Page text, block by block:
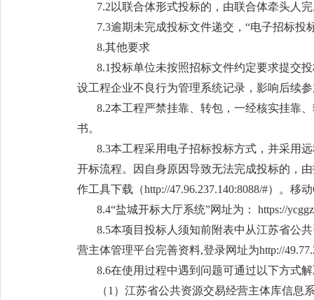
7.2以联合体形式投标的，由联合体牵头人
7.3逾期未完成投标文件递交，“电子招标投
8.其他要求
8.1投标单位未按照招标文件约定要求提交
设工程企业不良行为管理系统记录，影响后续
8.2本工程严禁挂靠、转包，一经核实挂靠
书。
8.3本工程采用电子招标投标方式，并采用
开标流程。因自身原因导致无法完成投标的，
作工具下载（http://47.96.237.140:8088/#）。移
8.4“盐城开标大厅系统”网址为： https://
8.5本项目投标人须知前附表中从江苏省公
营主体管理平台完善资料,登录网址为http://
8.6在使用过程中遇到问题可通过以下方式
（1）江苏省公共资源交易经营主体库信息